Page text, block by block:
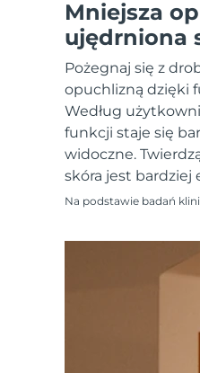
Mniejsza
ujędrniona
Pożegnaj się z
opuchlizną dzięki
Według
funkcji staje się
widoczne.
skóra jest bardziej
Na podstawie badań
All acne
All
Advanced
LUNA™
Serum
issa™
18% PAP
Kosmetyki
Kupuj